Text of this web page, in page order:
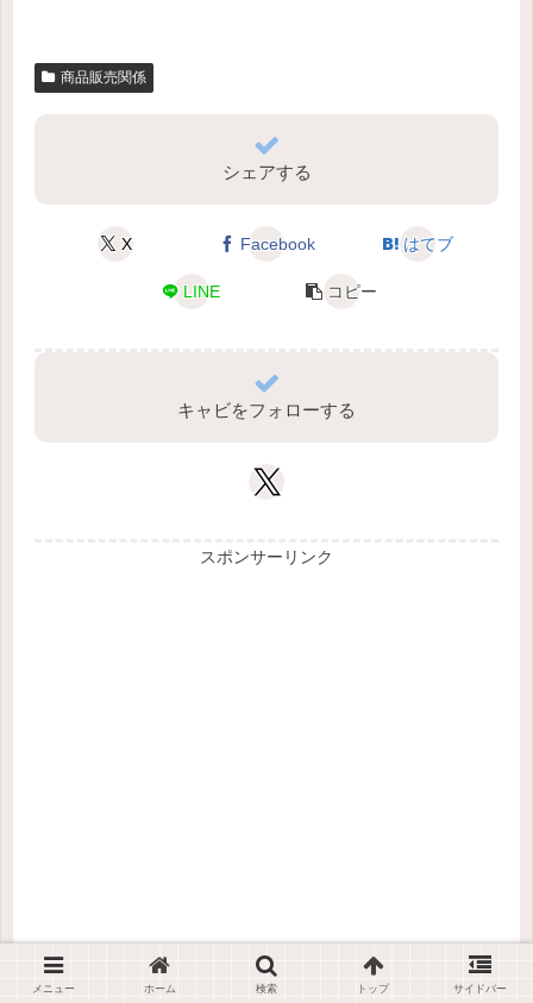
商品販売関係
シェアする
X Facebook はてブ
LINE コピー
キャビをフォローする
スポンサーリンク
メニュー ホーム 検索 トップ サイドバー